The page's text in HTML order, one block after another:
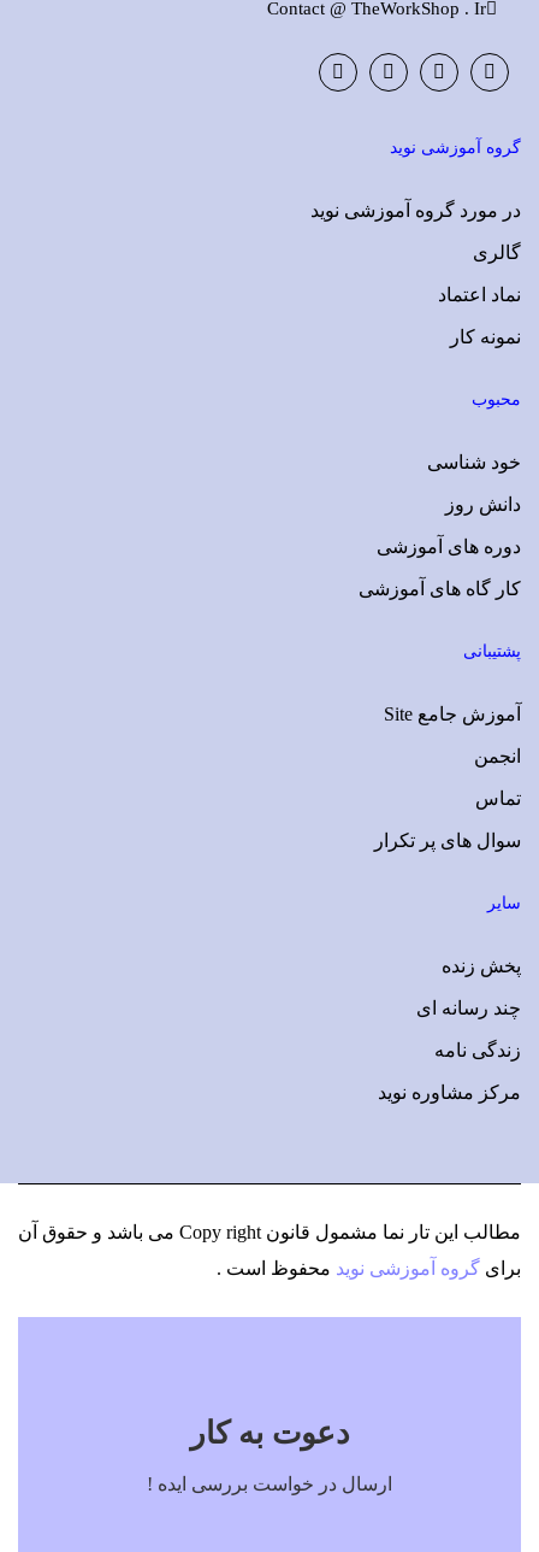
Contact @ TheWorkShop . Ir
Plus
گروه آموزشی نوید
در مورد گروه آموزشی نوید
گالری
نماد اعتماد
نمونه کار
محبوب
خود شناسی
دانش روز
دوره های آموزشی
کار گاه های آموزشی
پشتیبانی
آموزش جامع Site
انجمن
تماس
سوال های پر تکرار
سایر
پخش زنده
چند رسانه ای
زندگی نامه
مرکز مشاوره نوید
مطالب این تار نما مشمول قانون Copy right می باشد
و حقوق آن
برای گروه آموزشی نوید محفوظ است .
دعوت به کار
ارسال در خواست بررسی ایده !